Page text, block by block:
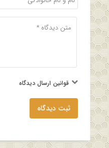
قوانین ارسال دیدگاه
ثبت دیدگاه